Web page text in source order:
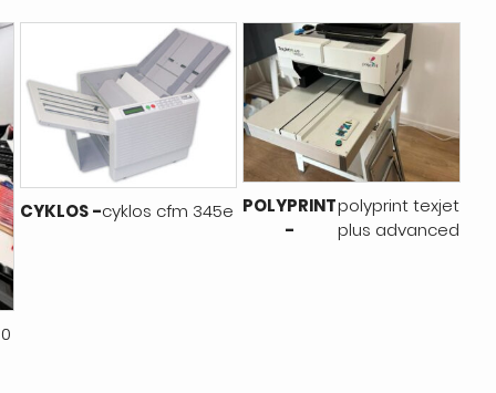
CYKLOS -cyklos cfm 345e POLYPRINT
-
polyprint texjet
plus advanced